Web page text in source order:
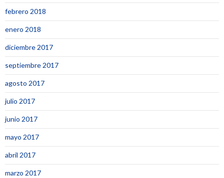
febrero 2018
enero 2018
diciembre 2017
septiembre 2017
agosto 2017
julio 2017
junio 2017
mayo 2017
abril 2017
marzo 2017